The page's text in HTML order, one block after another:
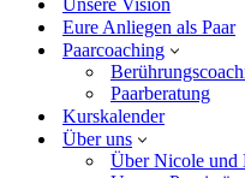
Eure Anliegen als Paar
Paarcoaching
Paarberatung
Kurskalender
Über uns
Über Nicole und